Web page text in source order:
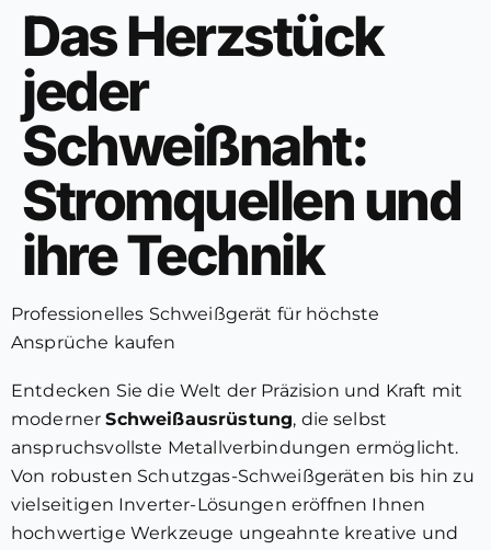
Das Herzstück
jeder
Schweißnaht:
Stromquellen und
ihre Technik
Professionelles Schweißgerät für höchste
Ansprüche kaufen
Entdecken Sie die Welt der Präzision und Kraft mit
modernerSchweißausrüstung, die selbst
anspruchsvollste Metallverbindungen ermöglicht.
Von robusten Schutzgas-Schweißgeräten bis hin zu
vielseitigen Inverter-Lösungen eröffnen Ihnen
hochwertige Werkzeuge ungeahnte kreative und